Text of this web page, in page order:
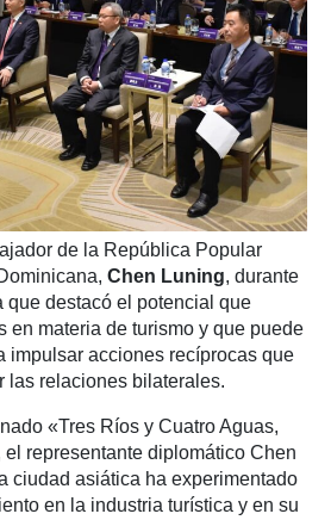
de la República Popular
Chen Luning, durante
que destacó el potencial que
en materia de turismo y que puede
impulsar acciones recíprocas que
las relaciones bilaterales.
«Tres Ríos y Cuatro Aguas,
el representante diplomático Chen
ciudad asiática ha experimentado
en la industria turística y en su